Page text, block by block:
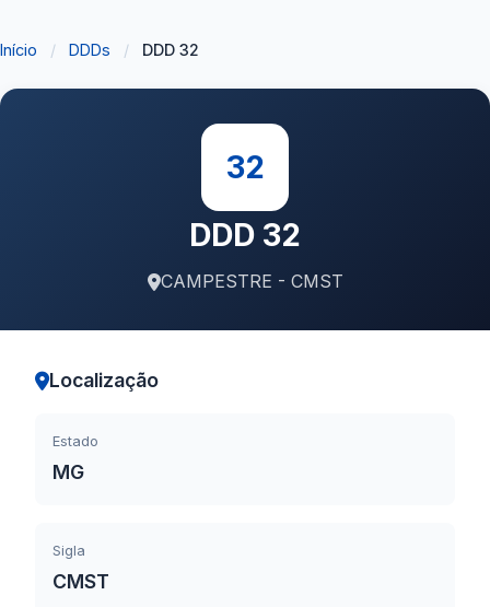
Início / DDDs / DDD 32
32
DDD 32
CAMPESTRE - CMST
Localização
Estado
MG
Sigla
CMST